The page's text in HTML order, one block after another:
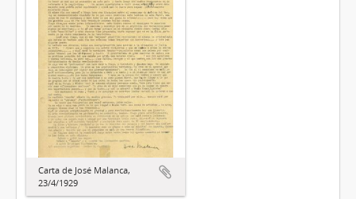
Carta de José Malanca,
23/4/1929